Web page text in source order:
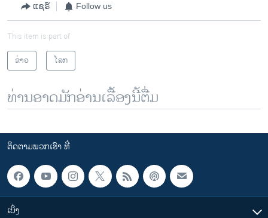
ແຊຣ໌ Follow us
This item is part of
ຂ່າວ
ໂລກ
ທ່ານອາດມັກອ່ານເລື້ອງນີ້ຕື່ມ
ຕິດຕາມພວກເຮົາ ທີ່
ເບິ່ງ